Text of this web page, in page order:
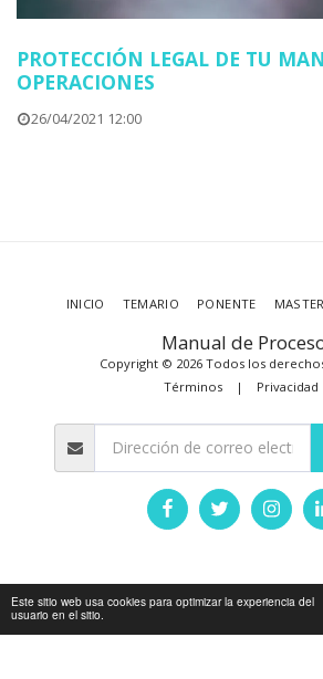
Este sitio web usa cookies para optimizar la experiencia del
usuario en el sitio.
PROTECCIÓN LEGAL DE TU
OPERACIONES
26/04/2021 12:00
Manual de
Copyright © 2026 Todos los
Términos | Privacidad
INICIO TEMARIO PONENTE